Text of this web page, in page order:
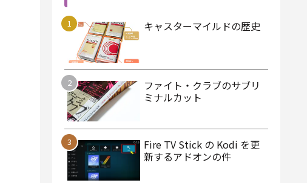
キャスターマイルドの歴史
ファイト・クラブのサブリ
ミナルカット
Fire TV Stick の Kodi を更
新するアドオンの件